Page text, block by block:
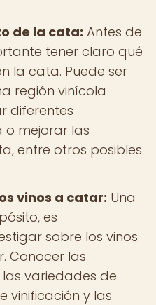
de la cata: Antes de
tener claro qué
la cata. Puede ser
región vinícola
diferentes
o mejorar las
entre otros posibles
vinos a catar: Una
es
sobre los vinos
Conocer las
variedades de
vinificación y las